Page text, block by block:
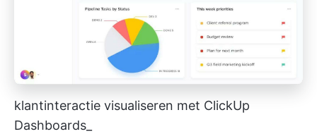
klantinteractie visualiseren met ClickUp
Dashboards_